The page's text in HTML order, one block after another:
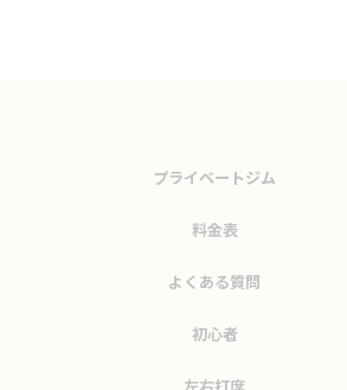
プライベートジム
料金表
よくある質問
初心者